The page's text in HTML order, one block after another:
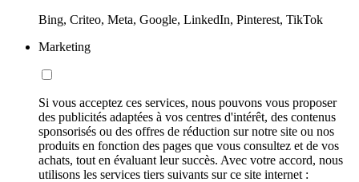
Bing, Criteo, Meta, Google, LinkedIn, Pinterest, TikTok
Marketing
Si vous acceptez ces services, nous pouvons vous proposer
des publicités adaptées à vos centres d'intérêt, des contenus
sponsorisés ou des offres de réduction sur notre site ou nos
produits en fonction des pages que vous consultez et de vos
achats, tout en évaluant leur succès. Avec votre accord, nous
utilisons les services tiers suivants sur ce site internet :